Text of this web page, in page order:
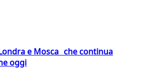
e Mosca che continua
oggi